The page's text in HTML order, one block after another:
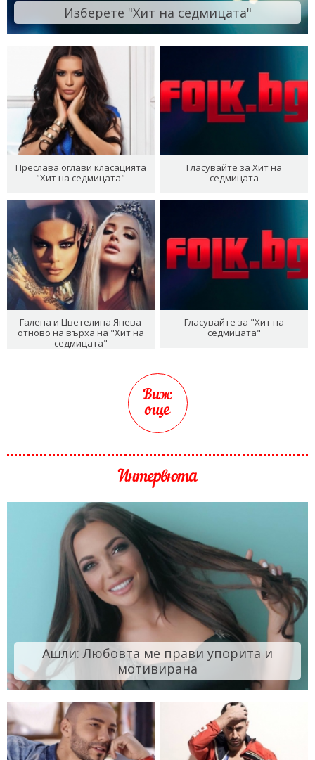
Изберете "Хит на седмицата"
Преслава оглави класацията
"Хит на седмицата"
Гласувайте за Хит на
седмицата
Галена и Цветелина Янева
отново на върха на "Хит на
седмицата"
Гласувайте за "Хит на
седмицата"
Виж
още
Интервюта
Ашли: Любовта ме прави упорита и
мотивирана